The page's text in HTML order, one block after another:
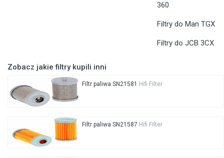
360
Filtry do Man TGX
Filtry do JCB 3CX
Zobacz jakie filtry kupili inni
Filtr paliwa SN21581 Hifi Filter
Filtr paliwa SN21587 Hifi Filter